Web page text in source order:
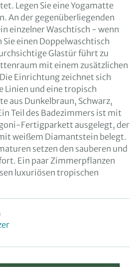
Legen Sie eine Yogamatte
An der gegenüberliegenden
einzelner Waschtisch - wenn
einen Doppelwaschtisch
Glastür führt zu
mit einem zusätzlichen
Einrichtung zeichnet sich
Linien und eine tropisch
aus Dunkelbraun, Schwarz,
Teil des Badezimmers ist mit
Fertigparkett ausgelegt, der
weißem Diamantstein belegt.
setzen den sauberen und
Ein paar Zimmerpflanzen
luxuriösen tropischen